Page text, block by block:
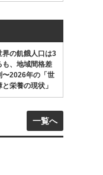
界の飢餓人口は3
、地域間格差
〜2026年の「世
栄養の現状」
一覧へ